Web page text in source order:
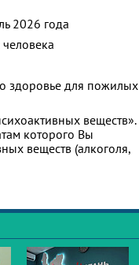
2026 года
здоровье для пожилых
веществ».
которого Вы
веществ (алкоголя,